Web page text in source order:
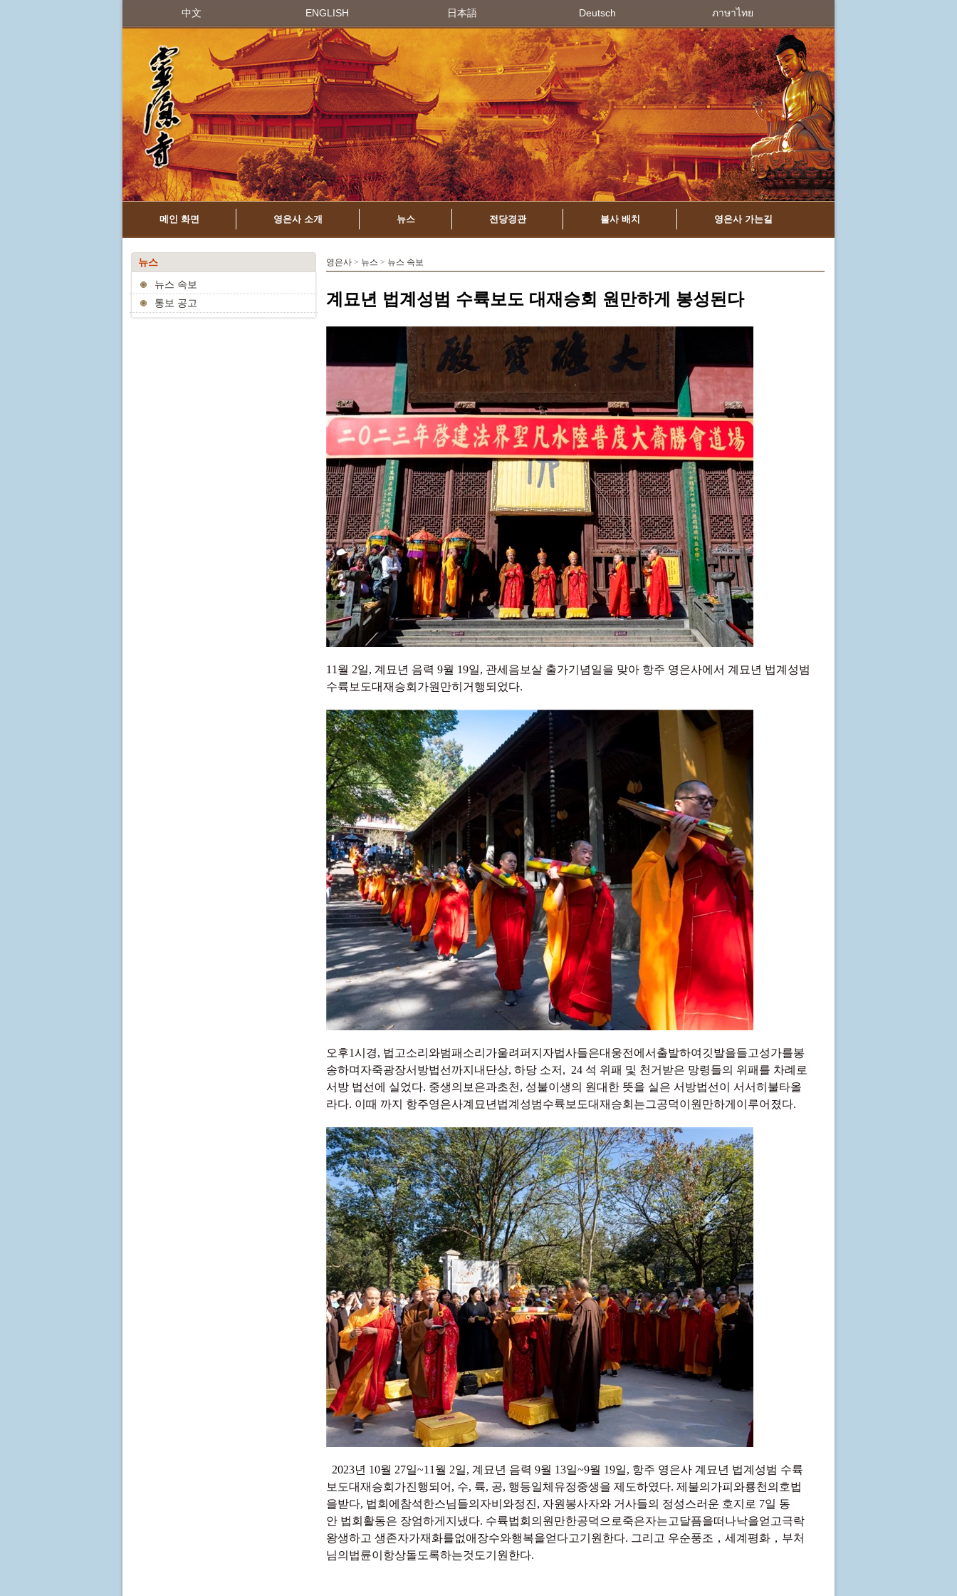
中文 ENGLISH 日本語 Deutsch ภาษาไทย
메인 화면 영은사 소개 뉴스 전당경관 불사 배치 영은사 가는길
뉴스
뉴스 속보
통보 공고
영은사 > 뉴스 > 뉴스 속보
계묘년 법계성범 수륙보도 대재승회 원만하게 봉성된다
11월 2일, 계묘년 음력 9월 19일, 관세음보살 출가기념일을 맞아 항주 영은사에서 계묘년 법계성범
수륙보도대재승회가원만히거행되었다.
오후1시경, 법고소리와범패소리가울려퍼지자법사들은대웅전에서출발하여깃발을들고성가를봉
송하며자죽광장서방법선까지내단상, 하당 소저, 24 석 위패 및 천거받은 망령들의 위패를 차례로
서방 법선에 실었다. 중생의보은과초천, 성불이생의 원대한 뜻을 실은 서방법선이 서서히불타올
라다. 이때 까지 항주영은사계묘년법계성범수륙보도대재승회는그공덕이원만하게이루어졌다.
2023년 10월 27일~11월 2일, 계묘년 음력 9월 13일~9월 19일, 항주 영은사 계묘년 법계성범 수륙
보도대재승회가진행되어, 수, 륙, 공, 행등일체유정중생을 제도하였다. 제불의가피와룡천의호법
을받다, 법회에참석한스님들의자비와정진, 자원봉사자와 거사들의 정성스러운 호지로 7일 동
안 법회활동은 장엄하게지냈다. 수륙법회의원만한공덕으로죽은자는고달픔을떠나낙을얻고극락
왕생하고 생존자가재화를없애장수와행복을얻다고기원한다. 그리고 우순풍조，세계평화，부처
님의법륜이항상돌도록하는것도기원한다.